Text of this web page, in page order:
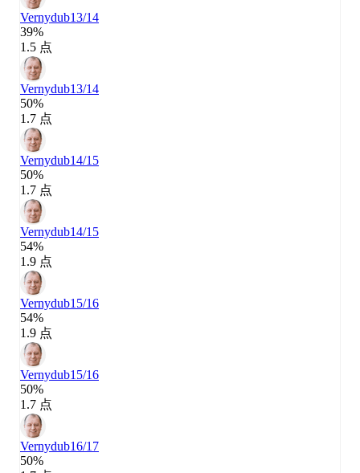
Vernydub13/14
39%
1.5 点
Vernydub13/14
50%
1.7 点
Vernydub14/15
50%
1.7 点
Vernydub14/15
54%
1.9 点
Vernydub15/16
54%
1.9 点
Vernydub15/16
50%
1.7 点
Vernydub16/17
50%